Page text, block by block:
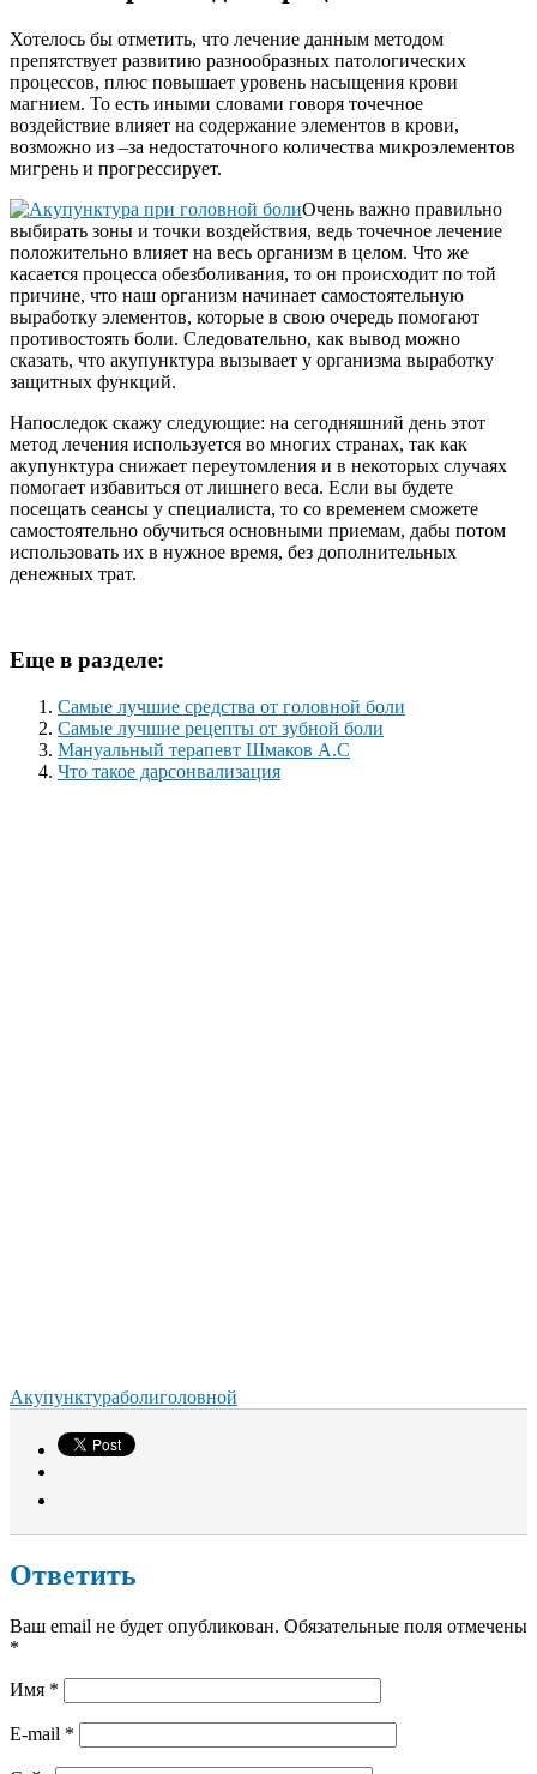
Хотелось бы отметить, что лечение данным методом
препятствует развитию разнообразных патологических
процессов, плюс повышает уровень насыщения крови
магнием. То есть иными словами говоря точечное
воздействие влияет на содержание элементов в крови,
возможно из –за недостаточного количества микроэлементов
мигрень и прогрессирует.
Очень важно правильно
выбирать зоны и точки воздействия, ведь точечное лечение
положительно влияет на весь организм в целом. Что же
касается процесса обезболивания, то он происходит по той
причине, что наш организм начинает самостоятельную
выработку элементов, которые в свою очередь помогают
противостоять боли. Следовательно, как вывод можно
сказать, что акупунктура вызывает у организма выработку
защитных функций.
Напоследок скажу следующие: на сегодняшний день этот
метод лечения используется во многих странах, так как
акупунктура снижает переутомления и в некоторых случаях
помогает избавиться от лишнего веса. Если вы будете
посещать сеансы у специалиста, то со временем сможете
самостоятельно обучиться основными приемам, дабы потом
использовать их в нужное время, без дополнительных
денежных трат.
Еще в разделе:
Самые лучшие средства от головной боли
Самые лучшие рецепты от зубной боли
Мануальный терапевт Шмаков А.С
Что такое дарсонвализация
Акупунктураболиголовной
Ответить
Ваш email не будет опубликован. Обязательные поля отмечены
*
Имя *
E-mail *